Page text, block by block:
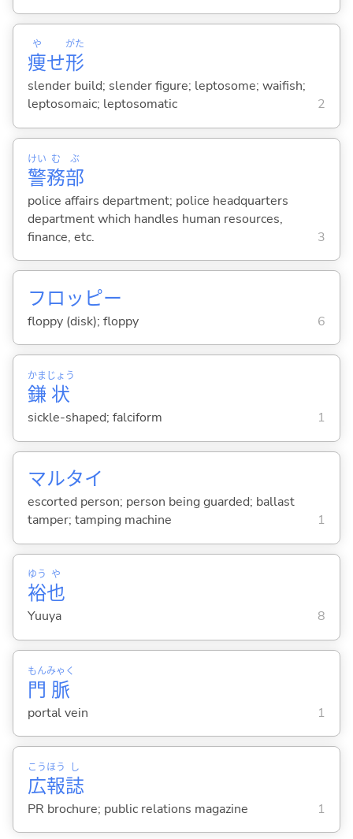
痩
や
せ形
がた
slender build; slender figure; leptosome; waifish;
leptosomaic; leptosomatic
2
警
けい
務
む
部
ぶ
police affairs department; police headquarters
department which handles human resources,
finance, etc.
3
フロッピー
floppy (disk); floppy 6
鎌
かま
状
じょう
sickle-shaped; falciform 1
マルタイ
escorted person; person being guarded; ballast
tamper; tamping machine
1
裕
ゆう
也
や
Yuuya 8
門
もん
脈
みゃく
portal vein 1
広
こう
報
ほう
誌
し
PR brochure; public relations magazine 1